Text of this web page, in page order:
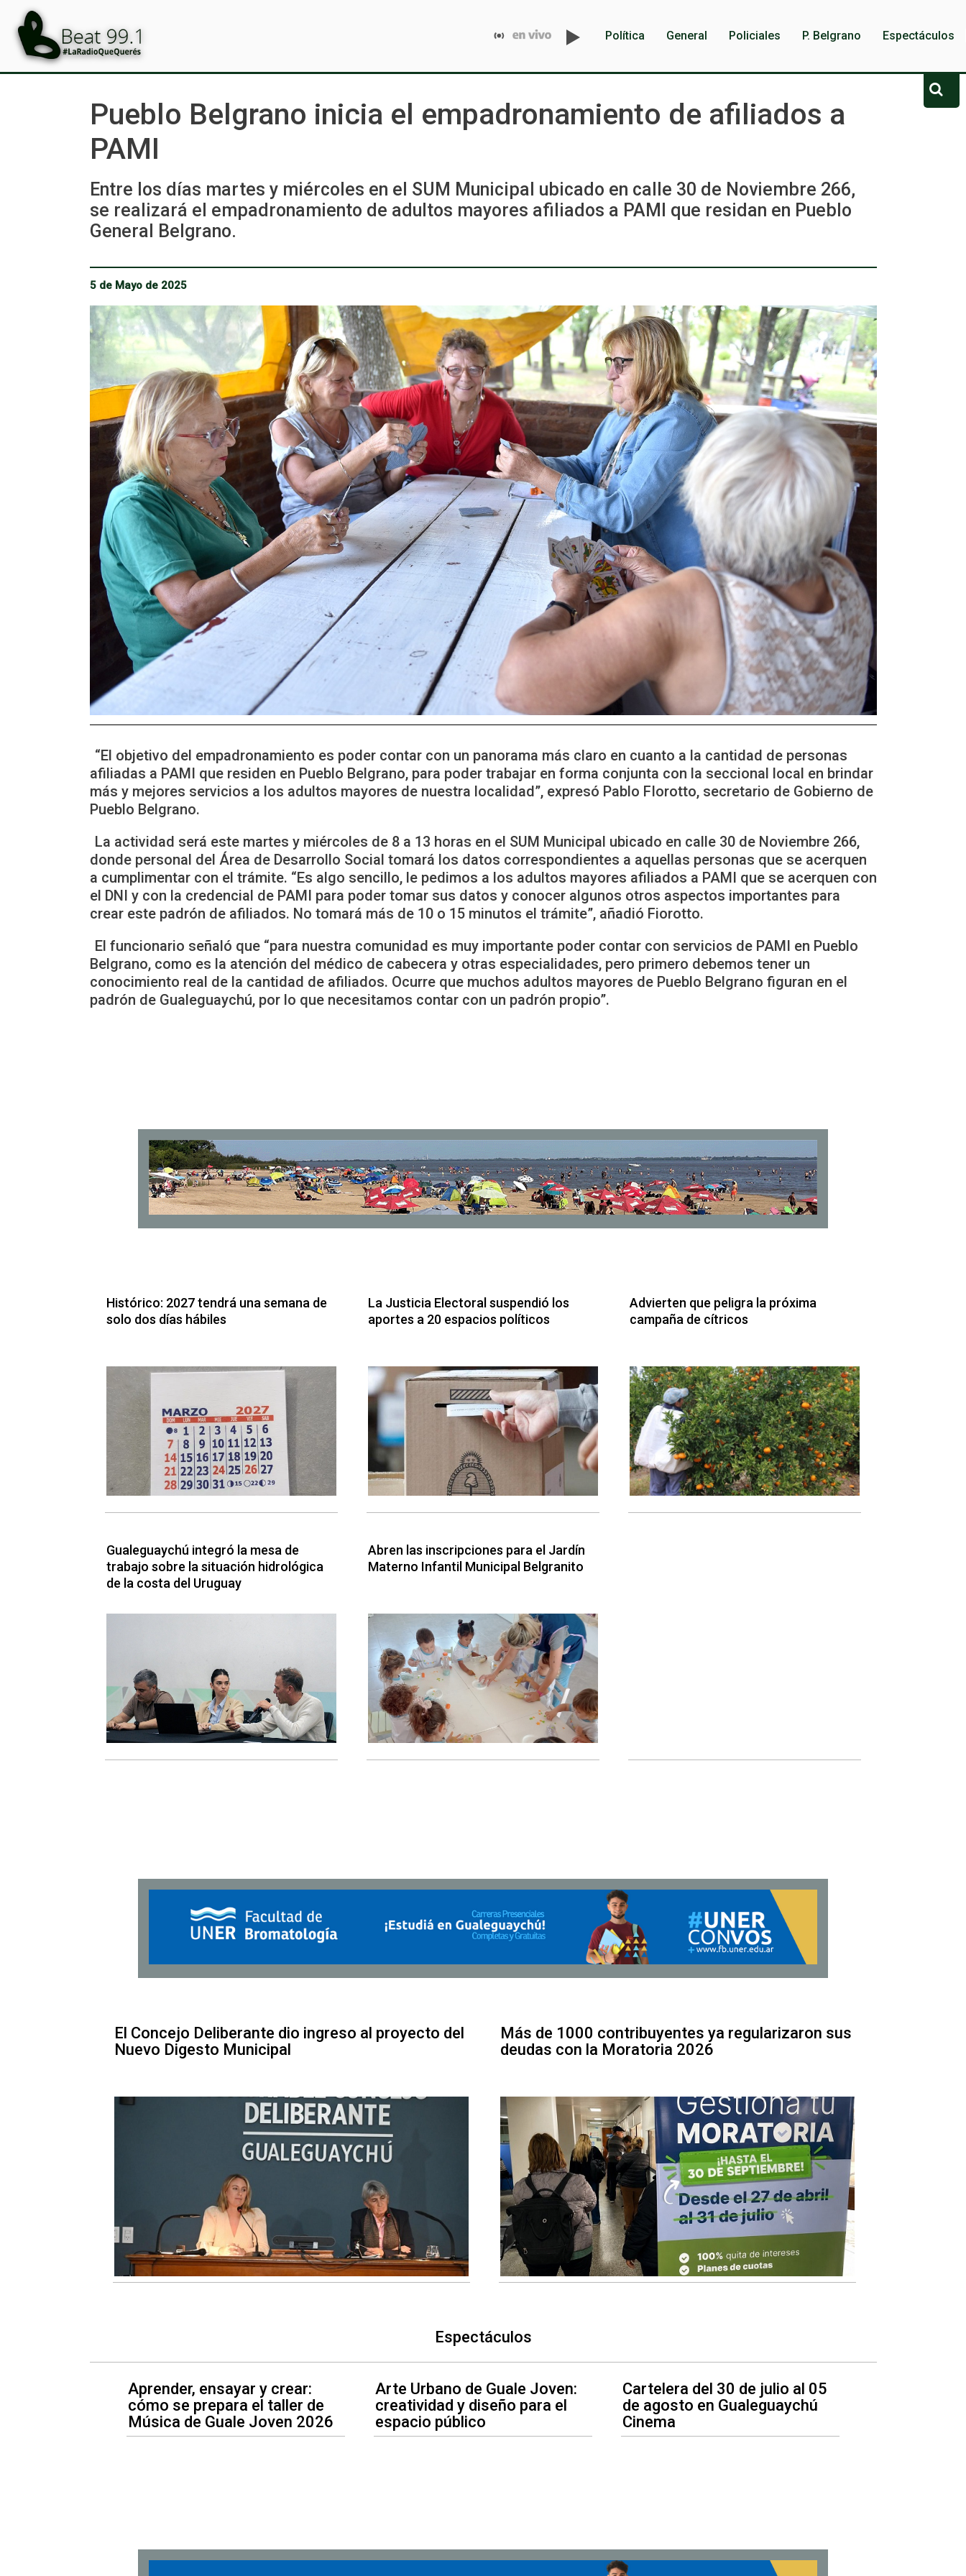
Política General Policiales P. Belgrano Espectáculos
Pueblo Belgrano inicia el empadronamiento de afiliados a
PAMI
Entre los días martes y miércoles en el SUM Municipal ubicado en calle 30 de Noviembre 266,
se realizará el empadronamiento de adultos mayores afiliados a PAMI que residan en Pueblo
General Belgrano.
5 de Mayo de 2025
“El objetivo del empadronamiento es poder contar con un panorama más claro en cuanto a la cantidad de personas
afiliadas a PAMI que residen en Pueblo Belgrano, para poder trabajar en forma conjunta con la seccional local en brindar
más y mejores servicios a los adultos mayores de nuestra localidad”, expresó Pablo FIorotto, secretario de Gobierno de
Pueblo Belgrano.
La actividad será este martes y miércoles de 8 a 13 horas en el SUM Municipal ubicado en calle 30 de Noviembre 266,
donde personal del Área de Desarrollo Social tomará los datos correspondientes a aquellas personas que se acerquen
a cumplimentar con el trámite. “Es algo sencillo, le pedimos a los adultos mayores afiliados a PAMI que se acerquen con
el DNI y con la credencial de PAMI para poder tomar sus datos y conocer algunos otros aspectos importantes para
crear este padrón de afiliados. No tomará más de 10 o 15 minutos el trámite”, añadió Fiorotto.
El funcionario señaló que “para nuestra comunidad es muy importante poder contar con servicios de PAMI en Pueblo
Belgrano, como es la atención del médico de cabecera y otras especialidades, pero primero debemos tener un
conocimiento real de la cantidad de afiliados. Ocurre que muchos adultos mayores de Pueblo Belgrano figuran en el
padrón de Gualeguaychú, por lo que necesitamos contar con un padrón propio”.
Histórico: 2027 tendrá una semana de
solo dos días hábiles
La Justicia Electoral suspendió los
aportes a 20 espacios políticos
Advierten que peligra la próxima
campaña de cítricos
Gualeguaychú integró la mesa de
trabajo sobre la situación hidrológica
de la costa del Uruguay
Abren las inscripciones para el Jardín
Materno Infantil Municipal Belgranito
El Concejo Deliberante dio ingreso al proyecto del
Nuevo Digesto Municipal
Más de 1000 contribuyentes ya regularizaron sus
deudas con la Moratoria 2026
Espectáculos
Aprender, ensayar y crear:
cómo se prepara el taller de
Música de Guale Joven 2026
Arte Urbano de Guale Joven:
creatividad y diseño para el
espacio público
Cartelera del 30 de julio al 05
de agosto en Gualeguaychú
Cinema